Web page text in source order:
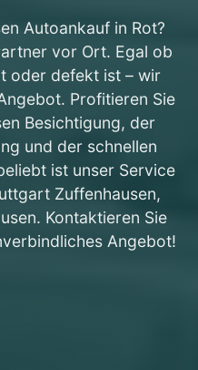
Autoankauf in Rot?
vor Ort. Egal ob
oder defekt ist – wir
Profitieren Sie
Besichtigung, der
und der schnellen
ist unser Service
Zuffenhausen,
Kontaktieren Sie
Angebot!